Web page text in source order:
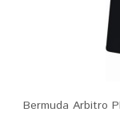
Bermuda Arbitro